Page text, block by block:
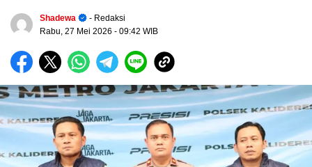
Shadewa
- Redaksi
Rabu, 27 Mei 2026 - 09:42 WIB